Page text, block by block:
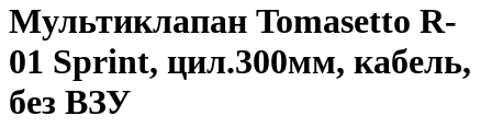
Мультиклапан Tomasetto R-
01 Sprint, цил.300мм, кабель,
без ВЗУ